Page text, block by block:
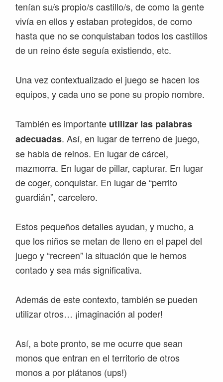
tenían su/s propio/s castillo/s, de como la gente
vivía en ellos y estaban protegidos, de como
hasta que no se conquistaban todos los castillos
de un reino éste seguía existiendo, etc.
Una vez contextualizado el juego se hacen los
equipos, y cada uno se pone su propio nombre.
También es importante utilizar las palabras
adecuadas. Así, en lugar de terreno de juego,
se habla de reinos. En lugar de cárcel,
mazmorra. En lugar de pillar, capturar. En lugar
de coger, conquistar. En lugar de “perrito
guardián”, carcelero.
Estos pequeños detalles ayudan, y mucho, a
que los niños se metan de lleno en el papel del
juego y “recreen” la situación que le hemos
contado y sea más significativa.
Además de este contexto, también se pueden
utilizar otros… ¡imaginación al poder!
Así, a bote pronto, se me ocurre que sean
monos que entran en el territorio de otros
monos a por plátanos (ups!)